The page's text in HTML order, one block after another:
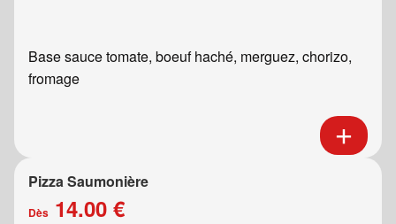
Base sauce tomate, boeuf haché, merguez, chorizo,
fromage
Pizza Saumonière
Dès 14.00 €